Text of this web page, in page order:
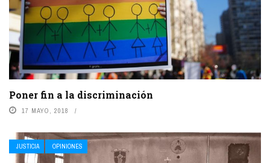
Poner fin a la discriminación
17 MAYO, 2018
JUSTICIA OPINIONES